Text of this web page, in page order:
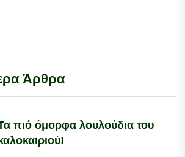
Άρθρα
πιό όμορφα λουλούδια του